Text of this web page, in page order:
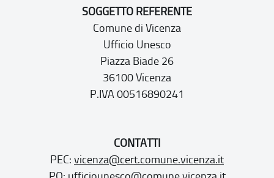
SOGGETTO REFERENTE
Comune di Vicenza
Ufficio Unesco
Piazza Biade 26
36100 Vicenza
P.IVA 00516890241
CONTATTI
PEC: vicenza@cert.comune.vicenza.it